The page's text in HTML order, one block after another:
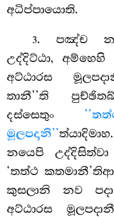
අධිප්පායොති.
3. පඤ්ච
උද්දිට්ඨා, අම්හෙහි
අට්ඨාරස
තානී’’ති
දස්සෙතුං
මූලපදානි’’
නයෙපි
‘තත්ථ
කුසලානිනව
අට්ඨාරස